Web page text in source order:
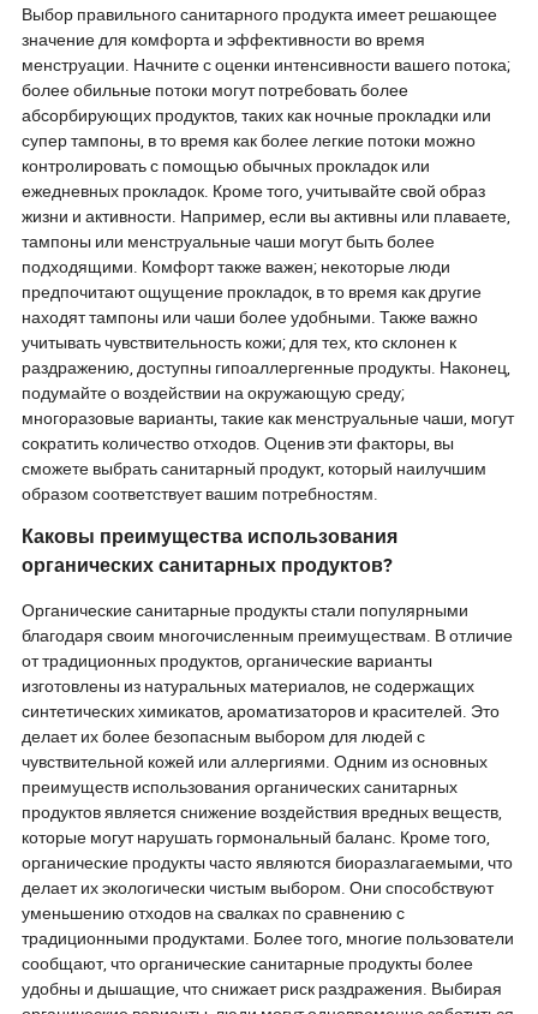
Выбор правильного санитарного продукта имеет решающее
значение для комфорта и эффективности во время
менструации. Начните с оценки интенсивности вашего потока;
более обильные потоки могут потребовать более
абсорбирующих продуктов, таких как ночные прокладки или
супер тампоны, в то время как более легкие потоки можно
контролировать с помощью обычных прокладок или
ежедневных прокладок. Кроме того, учитывайте свой образ
жизни и активности. Например, если вы активны или плаваете,
тампоны или менструальные чаши могут быть более
подходящими. Комфорт также важен; некоторые люди
предпочитают ощущение прокладок, в то время как другие
находят тампоны или чаши более удобными. Также важно
учитывать чувствительность кожи; для тех, кто склонен к
раздражению, доступны гипоаллергенные продукты. Наконец,
подумайте о воздействии на окружающую среду;
многоразовые варианты, такие как менструальные чаши, могут
сократить количество отходов. Оценив эти факторы, вы
сможете выбрать санитарный продукт, который наилучшим
образом соответствует вашим потребностям.
Каковы преимущества использования
органических санитарных продуктов?
Органические санитарные продукты стали популярными
благодаря своим многочисленным преимуществам. В отличие
от традиционных продуктов, органические варианты
изготовлены из натуральных материалов, не содержащих
синтетических химикатов, ароматизаторов и красителей. Это
делает их более безопасным выбором для людей с
чувствительной кожей или аллергиями. Одним из основных
преимуществ использования органических санитарных
продуктов является снижение воздействия вредных веществ,
которые могут нарушать гормональный баланс. Кроме того,
органические продукты часто являются биоразлагаемыми, что
делает их экологически чистым выбором. Они способствуют
уменьшению отходов на свалках по сравнению с
традиционными продуктами. Более того, многие пользователи
сообщают, что органические санитарные продукты более
удобны и дышащие, что снижает риск раздражения. Выбирая